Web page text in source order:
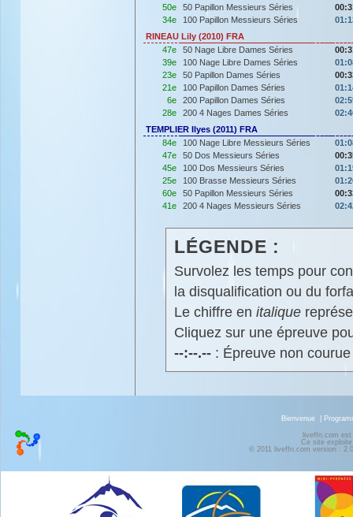
50e
50 Papillon Messieurs Séries
34e
100 Papillon Messieurs Séries
RINEAU Lily (2010) FRA
47e
50 Nage Libre Dames Séries
39e
100 Nage Libre Dames Séries
23e
50 Papillon Dames Séries
21e
100 Papillon Dames Séries
6e
200 Papillon Dames Séries
28e
200 4 Nages Dames Séries
TEMPLIER Ilyes (2011) FRA
84e
100 Nage Libre Messieurs Séries
47e
50 Dos Messieurs Séries
45e
100 Dos Messieurs Séries
25e
100 Brasse Messieurs Séries
60e
50 Papillon Messieurs Séries
41e
200 4 Nages Messieurs Séries
LÉGENDE :
Survolez les temps pour
la disqualification ou du
Le chiffre en italique
Cliquez sur une épreuve
--:--.--: Épreuve non
Bienvenue
liveffn.com
Ce site
© 2011 liveffn.com version :